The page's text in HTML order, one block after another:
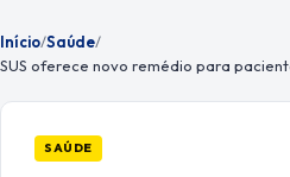
Início/Saúde/
SUS oferece novo remédio para
SAÚDE